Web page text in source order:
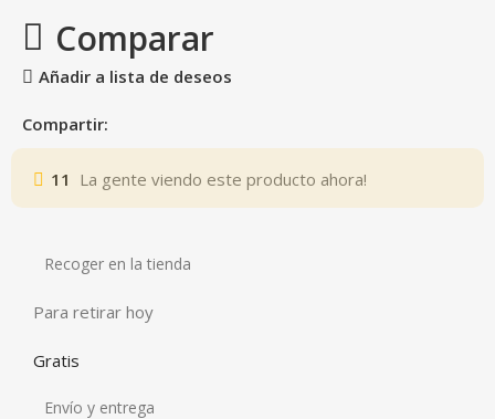
Comparar
Añadir a lista de deseos
Compartir:
11 La gente viendo este producto ahora!
Recoger en la tienda
Para retirar hoy
Gratis
Envío y entrega